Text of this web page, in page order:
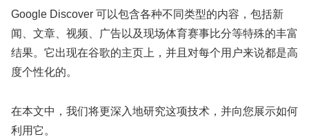
Google Discover 可以包含各种不同类型的内容，包括新
闻、文章、视频、广告以及现场体育赛事比分等特殊的丰富
结果。它出现在谷歌的主页上，并且对每个用户来说都是高
度个性化的。
在本文中，我们将更深入地研究这项技术，并向您展示如何
利用它。